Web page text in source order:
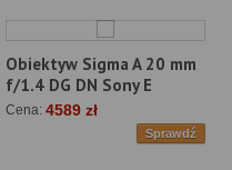
Obiektyw Sigma A 20 mm
f/1.4 DG DN Sony E
Cena: 4589 zł
Sprawdź